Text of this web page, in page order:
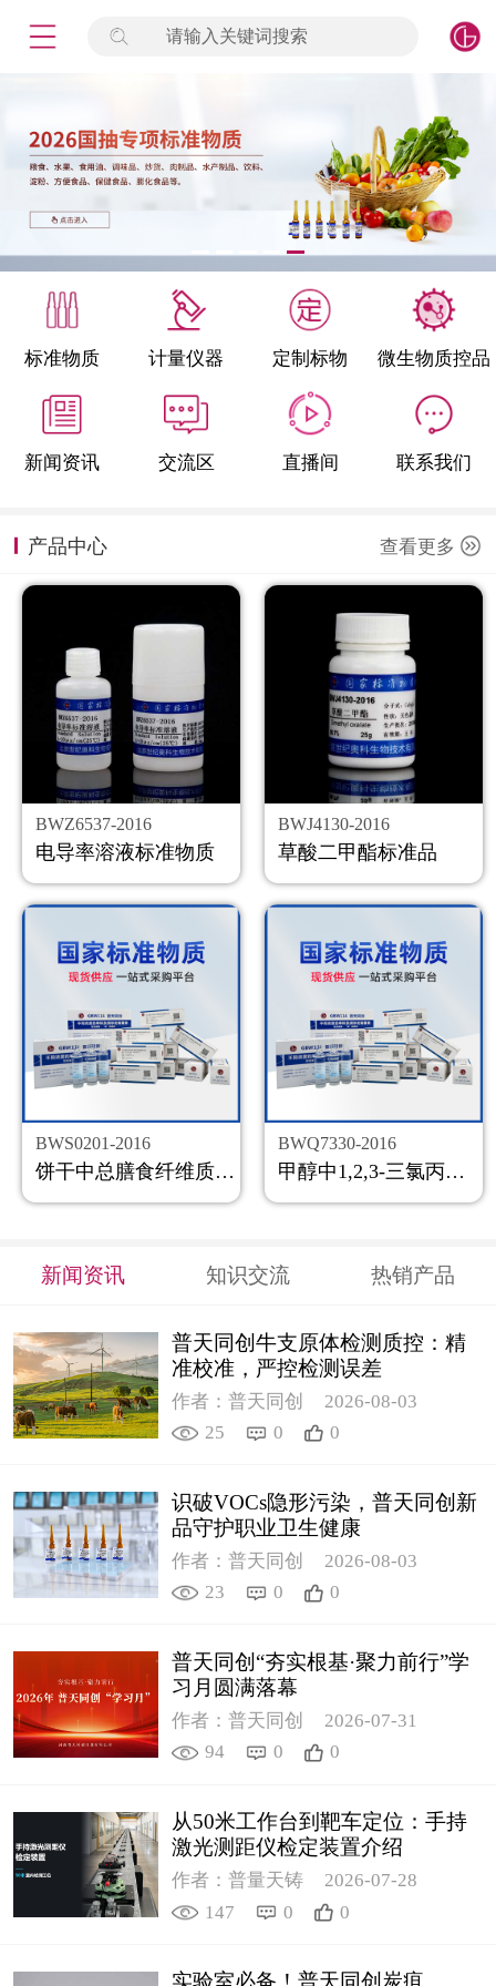
请输入关键词搜索
标准物质 计量仪器 定制标物 微生物质控品
新闻资讯 交流区 直播间 联系我们
产品中心 查看更多
BWZ6537-2016
电导率溶液标准物质
BWJ4130-2016
草酸二甲酯标准品
BWS0201-2016
饼干中总膳食纤维质控样品
BWQ7330-2016
甲醇中1,2,3-三氯丙烷溶液标准物质
新闻资讯 知识交流 热销产品
普天同创牛支原体检测质控：精
准校准，严控检测误差
作者：普天同创
2026-08-03
25
0 0
识破VOCs隐形污染，普天同创新
品守护职业卫生健康
作者：普天同创
2026-08-03
23
0 0
普天同创“夯实根基·聚力前行”学
习月圆满落幕
作者：普天同创
2026-07-31
94
0 0
从50米工作台到靶车定位：手持
激光测距仪检定装置介绍
作者：普量天铸
2026-07-28
147
0 0
标准物质
产品专项
微生物检测/质控品
定制标物
定制仪器
新闻资讯
公司主页
购物车
会员中心
联系我们
返回主页